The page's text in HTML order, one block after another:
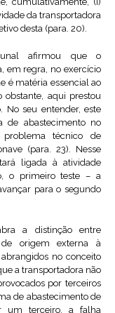
da transportadora
desta (para. 20).
afirmou que o
em regra, no exercício
é matéria essencial ao
obstante, aqui prestou
No seu entender, este
de abastecimento no
técnico de
(para. 23). Nesse
ligada à atividade
o primeiro teste – a
para o segundo
a distinção entre
origem externa à
no conceito
a transportadora não
por terceiros
de abastecimento de
um terceiro, a falha